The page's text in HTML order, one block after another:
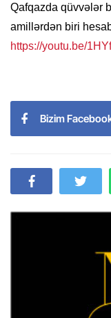
Qafqazda qüvvələr
amillərdən biri
https://youtu.be/
Bizim